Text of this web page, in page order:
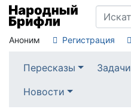
Аноним Регистрация
Пересказы Задачи
Новости